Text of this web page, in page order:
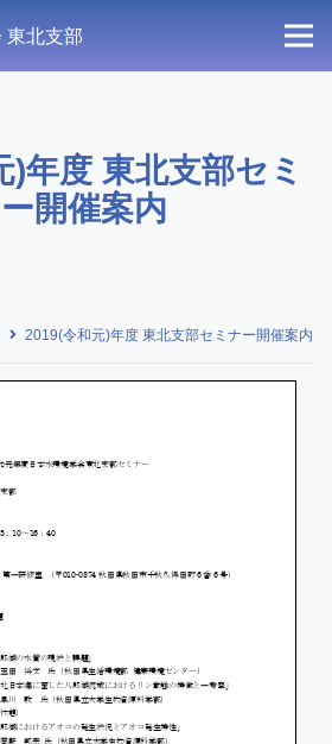
東北支部
)年度 東北支部セミ
開催案内
2019(令和元)年度 東北支部セミナー開催案内